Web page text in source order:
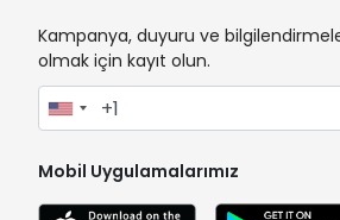
Kampanya, duyuru ve
olmak için kayıt olun.
Mobil Uygulamalarımız